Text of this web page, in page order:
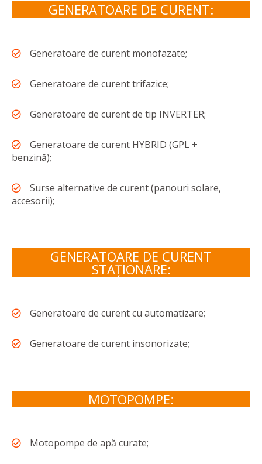
GENERATOARE DE CURENT:
Generatoare de curent monofazate;
Generatoare de curent trifazice;
Generatoare de curent de tip INVERTER;
Generatoare de curent HYBRID (GPL +
benzină);
Surse alternative de curent (panouri solare,
accesorii);
GENERATOARE DE CURENT
STAȚIONARE:
Generatoare de curent cu automatizare;
Generatoare de curent insonorizate;
MOTOPOMPE:
Motopompe de apă curate;